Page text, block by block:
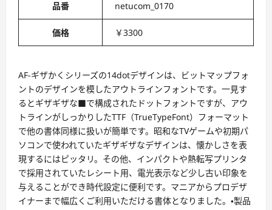
品番 netucom_0170
価格 ￥3300
AF-ギザかくシリーズの14dotデザインは、ビットマップフォ
ントのデザインを模したアウトラインフォントです。一見す
るとギザギザな■で構成されたドットフォントですが、アウ
トラインがしっかりしたTTF（TrueTypeFont）フォーマット
で他の書体同様に扱いが簡単です。昭和なTVゲームや初期パ
ソコンで使われていたギザギザなデザインは、懐かしさを表
現するにはピッタリ。その他、インパクトや熱転写プリンタ
で採用されていたレシート用、電光表示など少し古い印象を
与えることができ時代設定に便利です。マニアからプロデザ
イナーまで幅広くご利用いただける書体となりました。・製品